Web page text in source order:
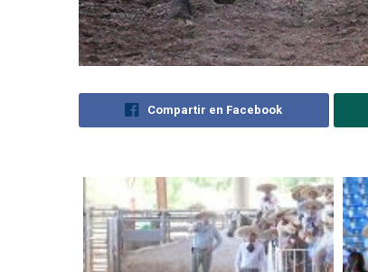
Compartir en Facebook